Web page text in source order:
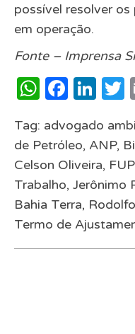
possível resolver
em operação.
Fonte – Imprensa
Tag: advogado
de Petróleo, ANP,
Celson Oliveira, FUP
Trabalho,Jerônimo
Bahia Terra,
Termo de